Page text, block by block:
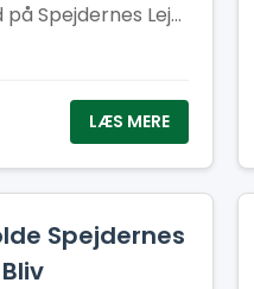
Spejdernes Lejr
tømt efter behov.
LÆS MERE
Spejdernes